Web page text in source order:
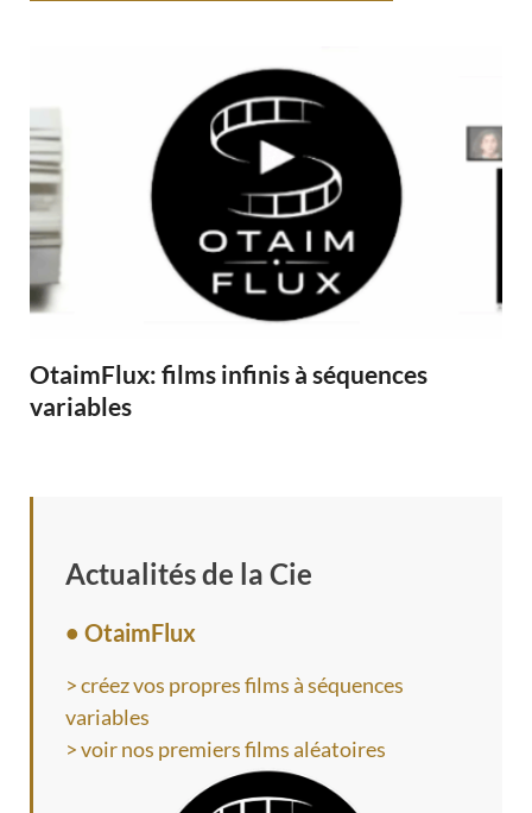
OtaimFlux: films infinis à séquences
variables
Actualités de la Cie
• OtaimFlux
> créez vos propres films à séquences
variables
> voir nos premiers films aléatoires